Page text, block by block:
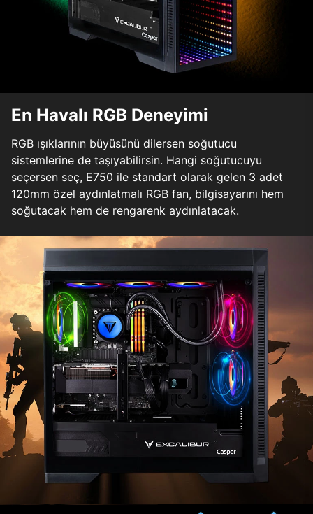
En Havalı RGB Deneyimi
RGB ışıklarının büyüsünü dilersen soğutucu
sistemlerine de taşıyabilirsin. Hangi soğutucuyu
seçersen seç, E750 ile standart olarak gelen 3 adet
120mm özel aydınlatmalı RGB fan, bilgisayarını hem
soğutacak hem de rengarenk aydınlatacak.